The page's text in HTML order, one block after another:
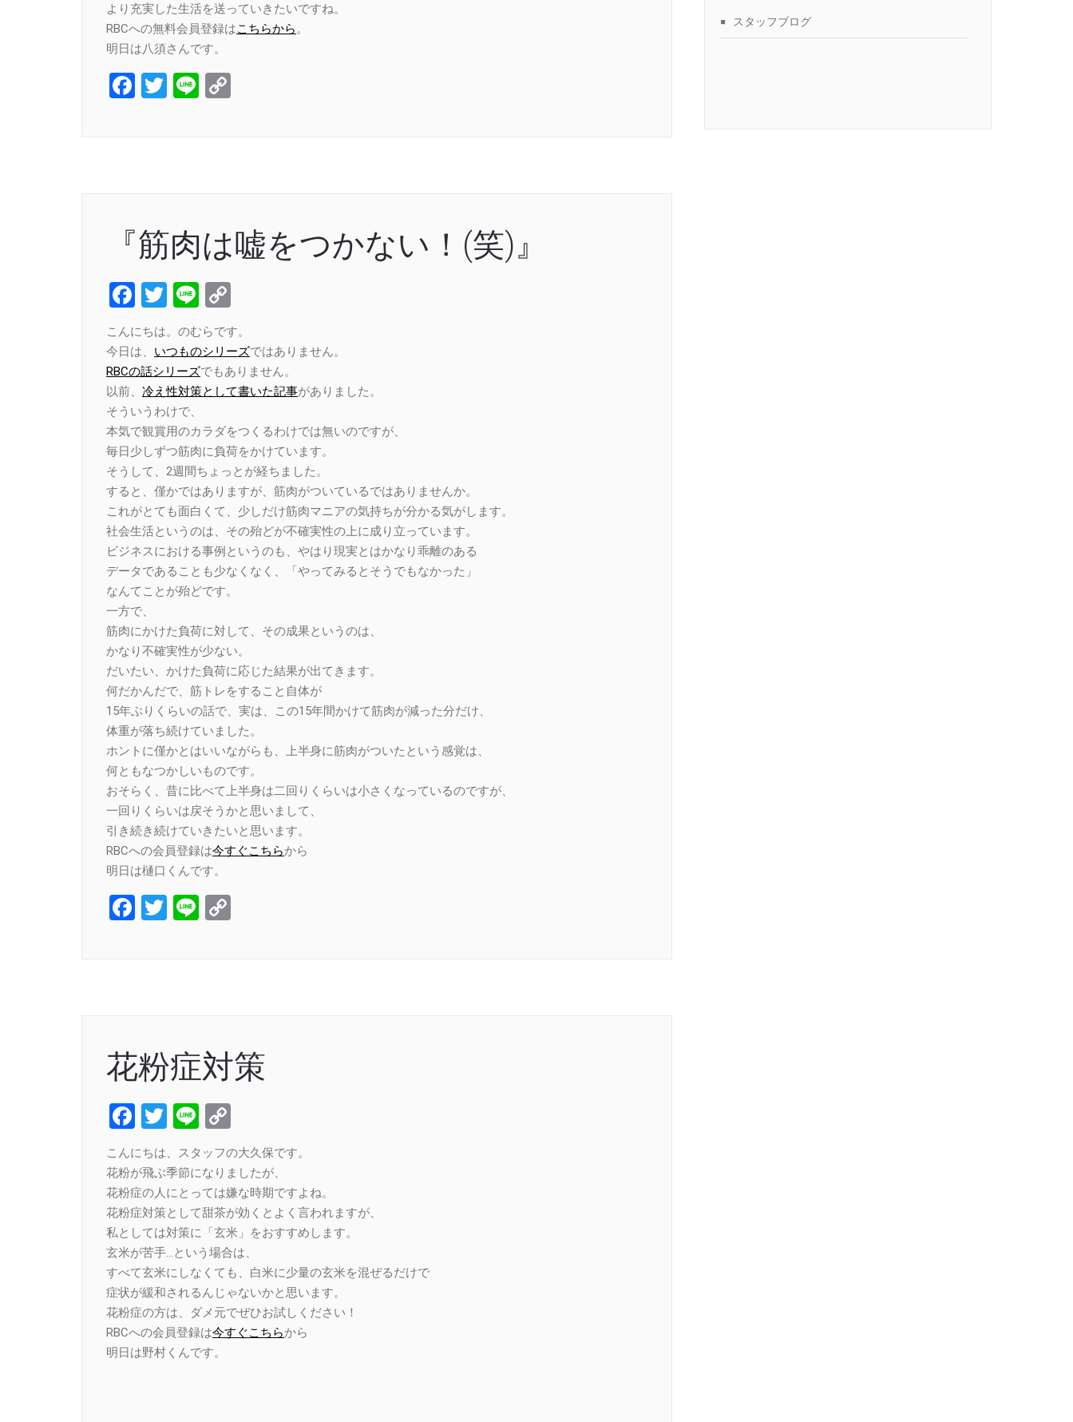
より充実した生活を送っていきたいですね。
RBCへの無料会員登録はこちらから。
明日は八須さんです。
Facebook
Twitter
Line
『筋肉は嘘をつかない！(笑)』
Facebook
Twitter
Line
Link
こんにちは。のむらです。
今日は、 いつものシリーズではありません。
RBCの話シリーズでもありません。
以前、 冷え性対策として書いた記事がありました。
そういうわけで、
本気で観賞用のカラダをつくるわけでは無いのですが、
毎日少しずつ筋肉に負荷をかけています。
そうして、2週間ちょっとが経ちました。
すると、僅かではありますが、筋肉がついているではありませんか。
これがとても面白くて、少しだけ筋肉マニアの気持ちが分かる気がします。
社会生活というのは、その殆どが不確実性の上に成り立っています。
ビジネスにおける事例というのも、やはり現実とはかなり乖離のある
データであることも少なくなく、「やってみるとそうでもなかった」
なんてことが殆どです。
一方で、
筋肉にかけた負荷に対して、その成果というのは、
かなり不確実性が少ない。
だいたい、かけた負荷に応じた結果が出てきます。
何だかんだで、筋トレをすること自体が
15年ぶりくらいの話で、実は、この15年間かけて筋肉が減った分だけ、
体重が落ち続けていました。
ホントに僅かとはいいながらも、上半身に筋肉がついたという感覚は、
何ともなつかしいものです。
おそらく、昔に比べて上半身は二回りくらいは小さくなっているのですが、
一回りくらいは戻そうかと思いまして、
引き続き続けていきたいと思います。
RBCへの会員登録は今すぐこちらから
明日は樋口くんです。
Facebook
Twitter
Line
花粉症対策
Facebook
Twitter
Line
Link
こんにちは、スタッフの大久保です。
花粉が飛ぶ季節になりましたが、
花粉症の人にとっては嫌な時期ですよね。
花粉症対策として甜茶が効くとよく言われますが、
私としては対策に「玄米」をおすすめします。
玄米が苦手…という場合は、
すべて玄米にしなくても、白米に少量の玄米を混ぜるだけで
症状が緩和されるんじゃないかと思います。
花粉症の方は、ダメ元でぜひお試しください！
RBCへの会員登録は今すぐこちらから
明日は野村くんです。
スタッフブログ